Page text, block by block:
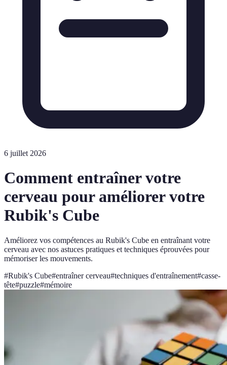
6 juillet 2026
Comment entraîner votre
cerveau pour améliorer votre
Rubik's Cube
Améliorez vos compétences au Rubik's Cube en entraînant votre
cerveau avec nos astuces pratiques et techniques éprouvées pour
mémoriser les mouvements.
#Rubik's Cube#entraîner cerveau#techniques d'entraînement#casse-
tête#puzzle#mémoire